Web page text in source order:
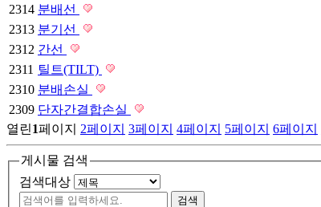
2314 분배선
2313 분기선
2312 간선
2311 틸트(TILT)
2310 분배손실
2309 단자간결합손실
열린1페이지 2페이지 3페이지 4페이지 5페이지 6페이지
게시물 검색
검색대상
검색